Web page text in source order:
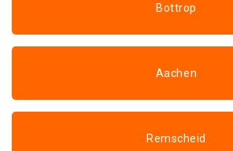
Bottrop
Aachen
Remscheid